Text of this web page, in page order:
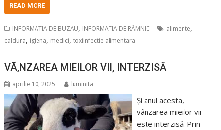
READ MORE
INFORMATIA DE BUZAU, INFORMATIA DE RÂMNIC alimente,
caldura, igiena, medici,toxiinfectie alimentara
VÃ‚NZAREA MIEILOR VII, INTERZISĂ
aprilie 10, 2025 luminita
Și anul acesta,
vânzarea mieilor vii
este interzisă. Prin